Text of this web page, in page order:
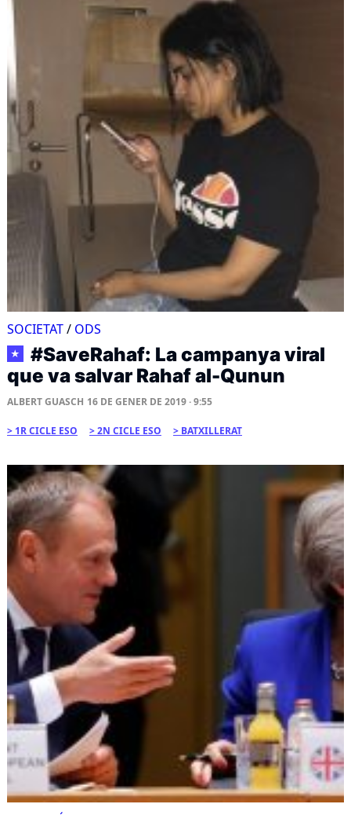
SOCIETAT/ ODS
★
#SaveRahaf: La campanya viral
que va salvar Rahaf al-Qunun
ALBERT GUASCH 16 DE GENER DE 2019 · 9:55
1R CICLE ESO 2N CICLE ESO BATXILLERAT